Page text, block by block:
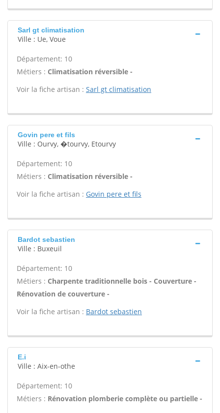
Sarl gt climatisation
Ville : Ue, Voue
Département: 10
Métiers : Climatisation réversible -
Voir la fiche artisan : Sarl gt climatisation
Govin pere et fils
Ville : Ourvy, �tourvy, Etourvy
Département: 10
Métiers : Climatisation réversible -
Voir la fiche artisan : Govin pere et fils
Bardot sebastien
Ville : Buxeuil
Département: 10
Métiers : Charpente traditionnelle bois - Couverture -
Rénovation de couverture -
Voir la fiche artisan : Bardot sebastien
E.i
Ville : Aix-en-othe
Département: 10
Métiers : Rénovation plomberie complète ou partielle -